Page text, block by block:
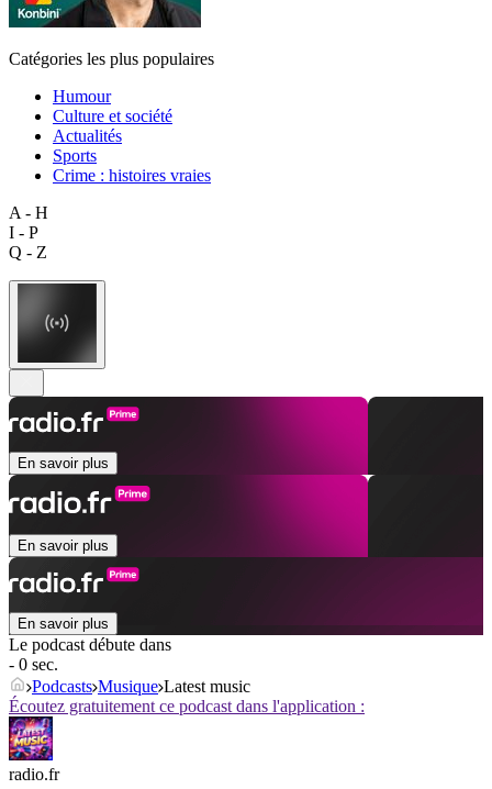
Catégories les plus populaires
Humour
Culture et société
Actualités
Sports
Crime : histoires vraies
A - H
I - P
Q - Z
En savoir plus
En savoir plus
En savoir plus
Le podcast débute dans
- 0 sec.
Podcasts Musique Latest music
Écoutez gratuitement ce podcast dans l'application :
radio.fr